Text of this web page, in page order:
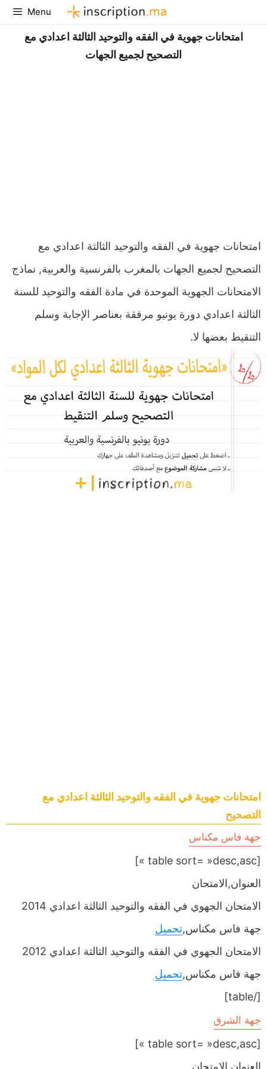
Aller
au
contenu
Menu
امتحانات جهوية في الفقه والتوحيد الثالثة اعدادي مع
التصحيح لجميع الجهات
امتحانات جهوية في الفقه والتوحيد الثالثة اعدادي مع
التصحيح لجميع الجهات بالمغرب بالفرنسية والعربية, نماذج
الامتحانات الجهوية الموحدة في مادة الفقه والتوحيد للسنة
الثالثة اعدادي دورة يونيو مرفقة بعناصر الإجابة وسلم
التنقيط بعضها لا.
امتحانات جهوية في الفقه والتوحيد الثالثة اعدادي مع
التصحيح
جهة فاس مكناس
[table sort= »desc,asc »]
العنوان,الامتحان
الامتحان الجهوي في الفقه والتوحيد الثالثة اعدادي 2014
جهة فاس مكناس,تحميل
الامتحان الجهوي في الفقه والتوحيد الثالثة اعدادي 2012
جهة فاس مكناس,تحميل
[/table]
جهة الشرق
[table sort= »desc,asc »]